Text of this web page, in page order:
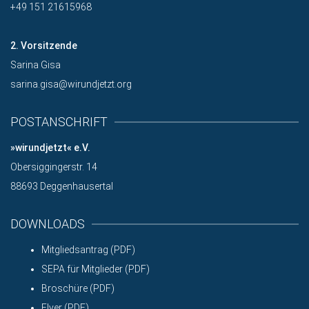
+49 151 21615968
2. Vorsitzende
Sarina Gisa
sarina.gisa@wirundjetzt.org
POSTANSCHRIFT
»wirundjetzt« e.V.
Obersiggingerstr. 14
88693 Deggenhausertal
DOWNLOADS
Mitgliedsantrag (PDF)
SEPA für Mitglieder (PDF)
Broschüre (PDF)